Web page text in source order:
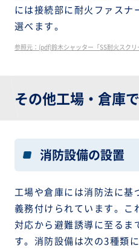
には接続部に耐火ファスナ
選べます。
参照元：(pdf)鈴木シャッター「SS耐火ス
その他工場・倉庫
消防設備の設置
工場や倉庫には消防法に基
義務付けられています。こ
対応から避難誘導に至るま
す。消防設備は次の3種類